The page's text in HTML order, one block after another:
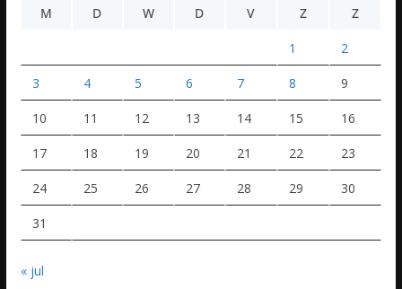
M
D W D V Z Z
1 2
3 4 5 6 7 8 9
10 11 12 13 14 15 16
17 18 19 20 21 22 23
24 25 26 27 28 29 30
31
« jul